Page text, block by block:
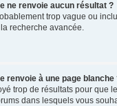
ne renvoie aucun résultat ?
trop vague ou
recherche avancée.
renvoie à une page blanche
trop de résultats pour que
dans lesquels vous